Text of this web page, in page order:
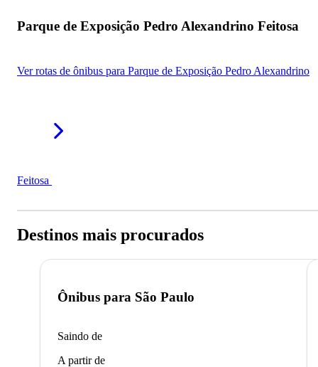
Parque de Exposição Pedro Alexandrino Feitosa
Ver rotas de ônibus para Parque de Exposição Pedro Alexandrino
Feitosa
Destinos mais procurados
Ônibus para São Paulo
Saindo de
A partir de